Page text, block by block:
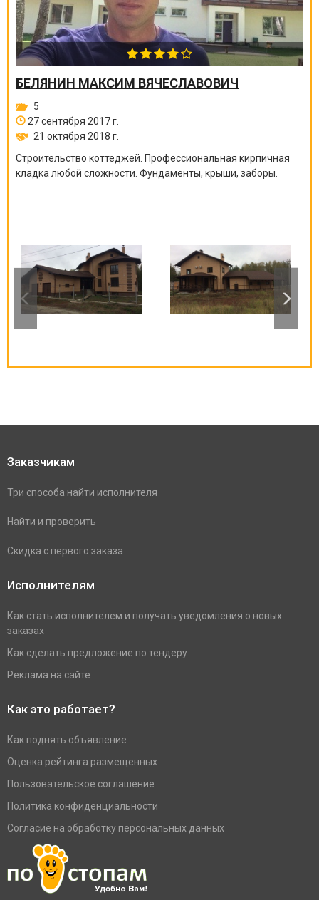
БЕЛЯНИН МАКСИМ ВЯЧЕСЛАВОВИЧ
5
27 сентября 2017 г.
21 октября 2018 г.
Строительство коттеджей. Профессиональная кирпичная
кладка любой сложности. Фундаменты, крыши, заборы.
Заказчикам
Три способа найти исполнителя
Найти и проверить
Скидка с первого заказа
Исполнителям
Как стать исполнителем и получать уведомления о новых
заказах
Как сделать предложение по тендеру
Реклама на сайте
Как это работает?
Как поднять объявление
Оценка рейтинга размещенных
Пользовательское соглашение
Политика конфиденциальности
Согласие на обработку персональных данных